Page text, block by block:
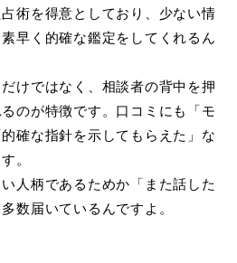
術を得意としており、少ない情
早く的確な鑑定をしてくれるん
けではなく、相談者の背中を押
のが特徴です。口コミにも「モ
確な指針を示してもらえた」な
。
人柄であるためか「また話した
数届いているんですよ。